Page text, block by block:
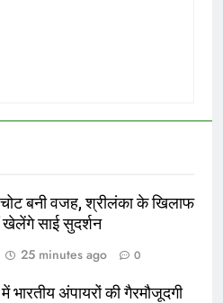
बनी वजह, श्रीलंका के खिलाफ
खेलेंगे साई सुदर्शन
25 minutes ago 0
भारतीय अंपायरों की गैरमौजूदगी